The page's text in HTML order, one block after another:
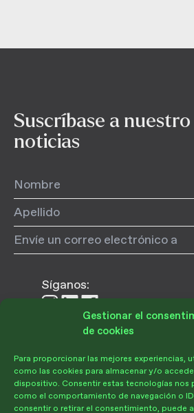
Gestionar el
de cookies
Para proporcionar las mejores experiencias,
como las cookies para almacenar y/o
dispositivo. Consentir estas tecnologías nos
como el comportamiento de navegación o
consentir o retirar el consentimiento, puede
Donar
Suscríbase a
noticias
Síganos:
Síganos
Instagram
Síganos
LinkedIn
Síganos
en
Facebook